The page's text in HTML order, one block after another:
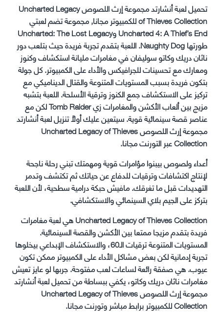
تحميل لعبة أنشارتد مجموعة إرث اللصوص Uncharted Legacy
of Thieves Collection للكمبيوتر مجانا, مجموعة تضم لعبتي
Uncharted 4: A Thief’s End وUncharted: The Lost Legacy
طورتها Naughty Dog. اللعبة بتقدم تجربة فريدة حيث بتلعب دور
ناثان دريك وكاتو سوليفان في مغامرات مليانة استكشاف وكنوز
ومعارك مع تحسينات للجرافيكس والأداء على الكمبيوتر. كل جولة
بتكون فريدة بسبب المستويات المتنوعة والقتال الديناميكي مع
تركيز على الاستكشاف جمع الكنوز وترقية الأسلحة. اللعبة بتشبه
مزيج بين ألعاب الأكشن والمغامرات زي Tomb Raider لكن مع
عناصر قصة سينمائية قوية. سيتعين عليك أولاً تنزيل لعبة أنشارتد
مجموعة إرث اللصوص Uncharted Legacy of Thieves
Collection عبر التورنت مجانا.
أعداء ولصوص بيبنوا مؤامرات قوية ومهمتك تبني رحلة ناجحة
لإنتاج اكتشافات وترقيات للدفاع عن حياتك ثم تكتشف وتدمر
التهديدات قبل ما تغرقك. مافيش حبكة درامية سطحية، لأن اللعبة
بتركز على الجيم بلاي السينمائي والاستكشافي.
Uncharted Legacy of Thieves Collection هي لعبة مغامرات
فريدة بتقدم مزيجا ممتعا بين الأكشن والقصة السينمائية.
المستويات المتنوعة ترقيات الـ60، والاستكشاف الإبداعي بيخلوها
تجربة إدمانية لكن بعض مشاكل الأداء على الكمبيوتر ممكن تكون
عيوب. هي صفقة رائعة لساعات لعب مفتوحة. جربها لو عايز تعيش
مغامرات ناثان دريك وكاتو، يكفي ببساطة من تحميل لعبة أنشارتد
مجموعة إرث اللصوص Uncharted Legacy of Thieves
Collection للكمبيوتر برابط مباشر وتورنت مجانا.